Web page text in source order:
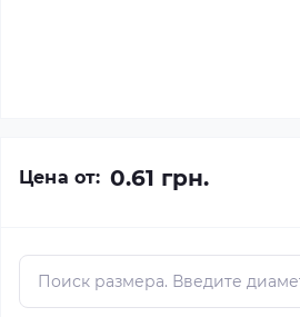
Цена от: 0.61 грн.